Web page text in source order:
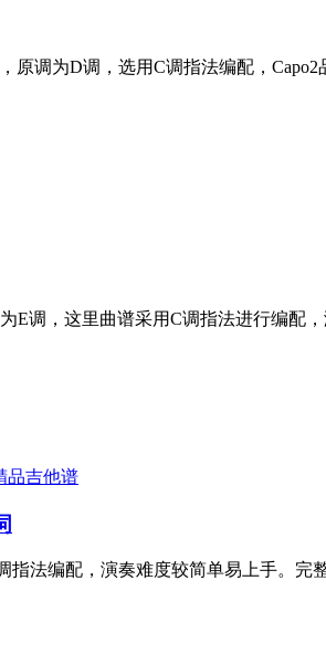
调为D调，选用C调指法编配，
E调，这里曲谱采用C调指法进行编
品吉他谱
法编配，演奏难度较简单易上手。